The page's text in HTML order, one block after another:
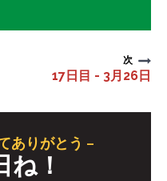
次
17日目 - 3月26日
ありがとう –
ね！